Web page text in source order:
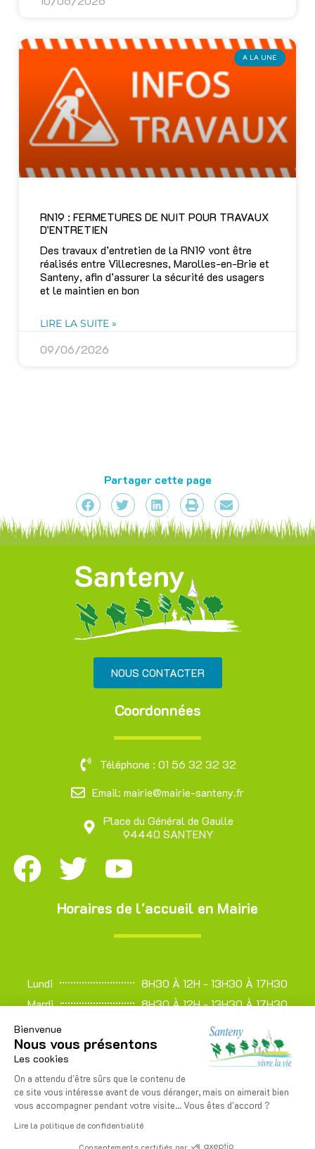
Bienvenue
Nous vous présentons
Les cookies
On a attendu d'être sûrs que le contenu de
ce site vous intéresse avant de vous déranger, mais on aimerait bien
vous accompagner pendant votre visite... Vous êtes d'accord ?
Lire la politique de confidentialité
Consentements certifiés par
A LA UNE
RN19 : FERMETURES DE NUIT POUR TRAVAUX
D’ENTRETIEN
Des travaux d’entretien de la RN19 vont être
réalisés entre Villecresnes, Marolles-en-Brie et
Santeny, afin d’assurer la sécurité des usagers
et le maintien en bon
LIRE LA SUITE »
09/06/2026
Partager cette page
NOUS CONTACTER
Coordonnées
Téléphone : 01 56 32 32 32
Email: mairie@mairie-santeny.fr
Place du Général de Gaulle
94440 SANTENY
Horaires de l'accueil en Mairie
Lundi
8H30 À 12H - 13H30 À 17H30
Mardi
8H30 À 12H - 13H30 À 17H30
8H30 À 12H - 13H30 À 17H30
Jeudi
8H30 À 12H - 13H30 À 17H30
Vendredi
13H30 À 17H30
Samedi
8H30 À 12H
Dimanche
FERMÉ